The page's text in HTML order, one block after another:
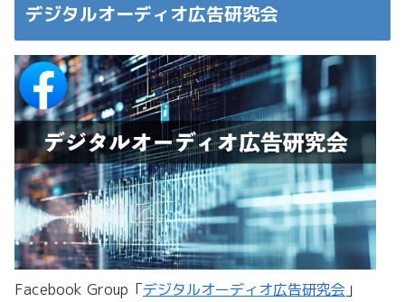
デジタルオーディオ広告研究会
Facebook Group「デジタルオーディオ広告研究会 」